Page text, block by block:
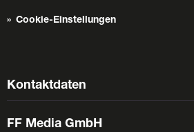
Cookie-Einstellungen
Kontaktdaten
FF Media GmbH